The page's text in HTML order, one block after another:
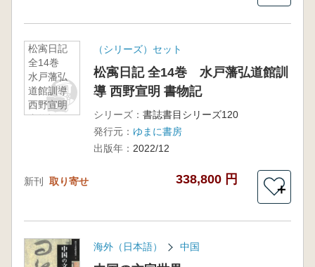
松㝢日記
全14巻
水戸藩弘
道館訓導
西野宣明
書物記
（シリーズ）セット
松㝢日記 全14巻 水戸藩弘道館訓
導 西野宣明 書物記
シリーズ： 書誌書目シリーズ120
発行元： ゆまに書房
出版年： 2022/12
新刊 取り寄せ 338,800 円
＋
海外（日本語） 中国